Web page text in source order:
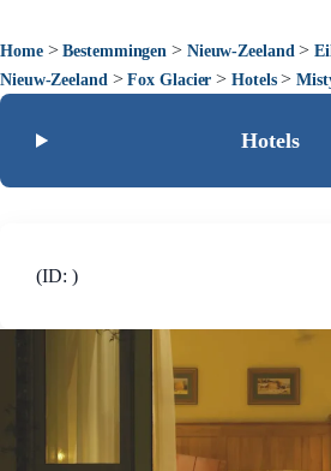
Home>Bestemmingen > Nieuw-Zeeland >
Nieuw-Zeeland >Fox Glacier >Hotels>
Hotels
(ID: )